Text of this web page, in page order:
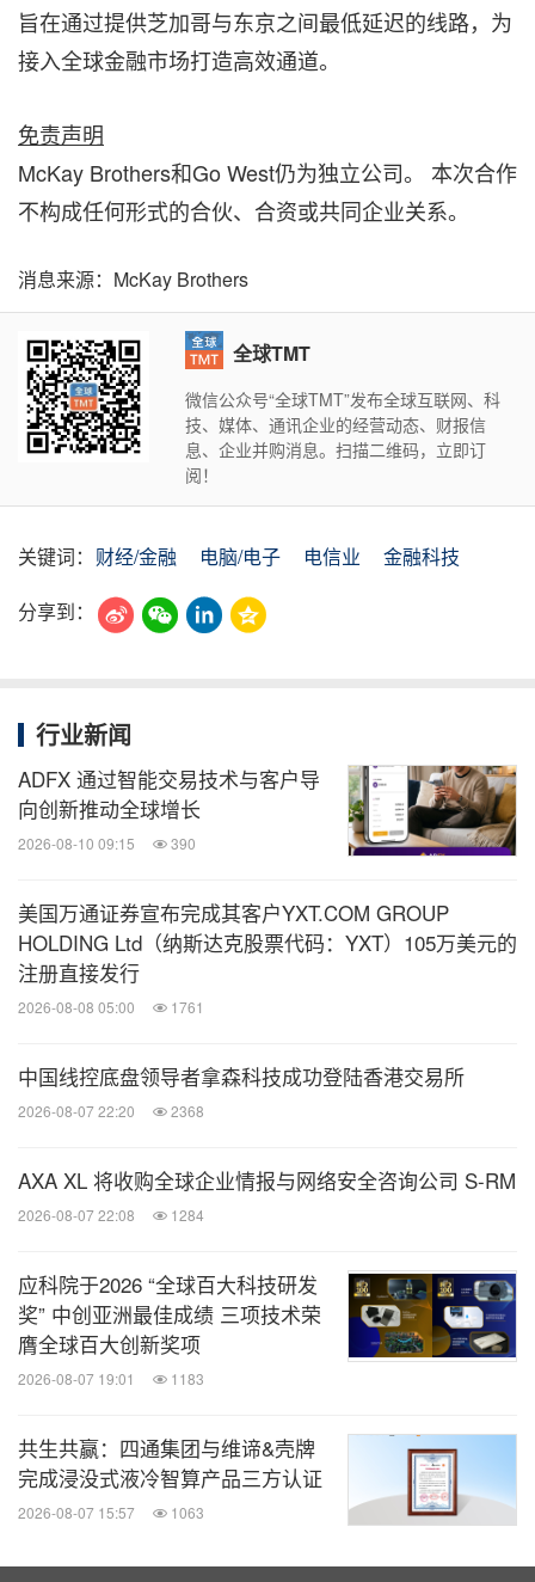
旨在通过提供芝加哥与东京之间最低延迟的线路，为
接入全球金融市场打造高效通道。
免责声明
McKay Brothers和Go West仍为独立公司。 本次合作
不构成任何形式的合伙、合资或共同企业关系。
消息来源：McKay Brothers
全球TMT
微信公众号“全球TMT”发布全球互联网、科
技、媒体、通讯企业的经营动态、财报信
息、企业并购消息。扫描二维码，立即订
阅！
关键词： 财经/金融 电脑/电子 电信业
金融科技
分享到：
行业新闻
ADFX 通过智能交易技术与客户导
向创新推动全球增长
2026-08-10 09:15 390
美国万通证券宣布完成其客户YXT.COM GROUP
HOLDING Ltd（纳斯达克股票代码：YXT）105万美元的
注册直接发行
2026-08-08 05:00 1761
中国线控底盘领导者拿森科技成功登陆香港交易所
2026-08-07 22:20 2368
AXA XL 将收购全球企业情报与网络安全咨询公司 S-RM
2026-08-07 22:08 1284
应科院于2026 “全球百大科技研发
奖” 中创亚洲最佳成绩 三项技术荣
膺全球百大创新奖项
2026-08-07 19:01 1183
共生共赢：四通集团与维谛&壳牌
完成浸没式液冷智算产品三方认证
2026-08-07 15:57 1063